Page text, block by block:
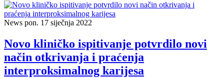
News pon. 17 siječnja 2022
Novo kliničko ispitivanje potvrdilo novi
način otkrivanja i praćenja
interproksimalnog karijesa